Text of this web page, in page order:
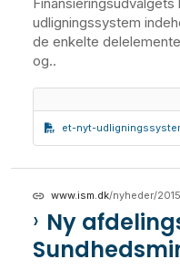
udligningssystem
de enkelte
og..
et-nyt-udligningssystem-indenrigs-og-
www.ism.dk/nyheder/2015/
Ny